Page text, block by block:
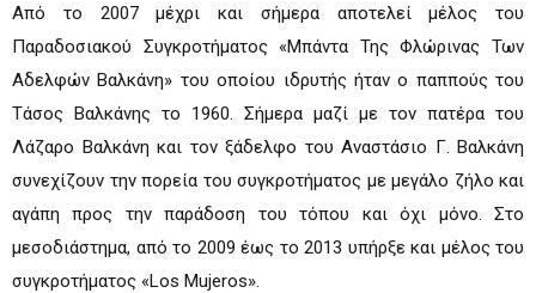
Από το 2007 μέχρι και σήμερα αποτελεί μέλος του
Παραδοσιακού Συγκροτήματος «Μπάντα Της Φλώρινας Των
Αδελφών Βαλκάνη» του οποίου ιδρυτής ήταν ο παππούς του
Τάσος Βαλκάνης το 1960. Σήμερα μαζί με τον πατέρα του
Λάζαρο Βαλκάνη και τον ξάδελφο του Αναστάσιο Γ. Βαλκάνη
συνεχίζουν την πορεία του συγκροτήματος με μεγάλο ζήλο και
αγάπη προς την παράδοση του τόπου και όχι μόνο. Στο
μεσοδιάστημα, από το 2009 έως το 2013 υπήρξε και μέλος του
συγκροτήματος «Los Mujeros».